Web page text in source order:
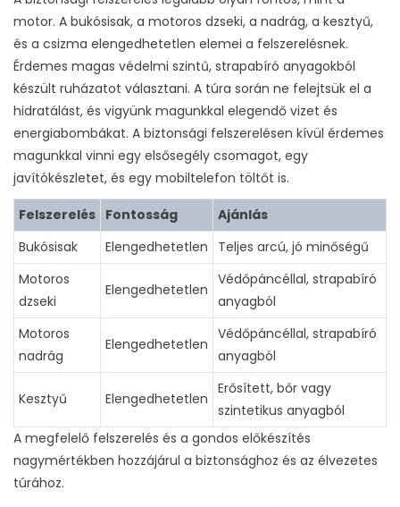
motor. A bukósisak, a motoros dzseki, a nadrág, a kesztyű,
és a csizma elengedhetetlen elemei a felszerelésnek.
Érdemes magas védelmi szintű, strapabíró anyagokból
készült ruházatot választani. A túra során ne felejtsük el a
hidratálást, és vigyünk magunkkal elegendő vizet és
energiabombákat. A biztonsági felszerelésen kívül érdemes
magunkkal vinni egy elsősegély csomagot, egy
javítókészletet, és egy mobiltelefon töltőt is.
Felszerelés Fontosság
Ajánlás
Bukósisak
Elengedhetetlen
Teljes arcú, jó minőségű
Motoros
dzseki
Elengedhetetlen
Védőpáncéllal, strapabíró
anyagból
Motoros
nadrág
Elengedhetetlen
Védőpáncéllal, strapabíró
anyagból
Kesztyű Elengedhetetlen
Erősített, bőr vagy
szintetikus anyagból
A megfelelő felszerelés és a gondos előkészítés
nagymértékben hozzájárul a biztonsághoz és az élvezetes
túrához.